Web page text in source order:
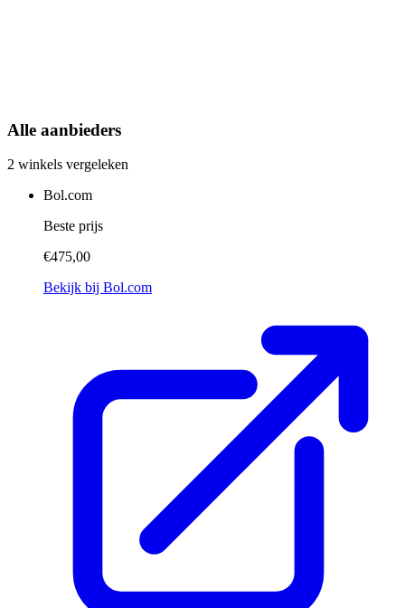
Alle aanbieders
2 winkels vergeleken
Bol.com
Beste prijs
€475,00
Bekijk bij Bol.com